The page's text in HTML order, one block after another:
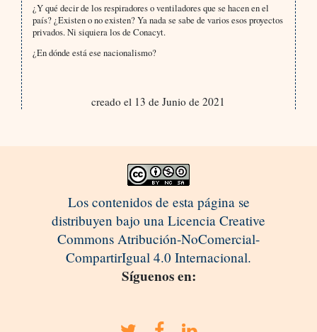
¿Y qué decir de los respiradores o ventiladores que se hacen en el
país? ¿Existen o no existen? Ya nada se sabe de varios esos proyectos
privados. Ni siquiera los de Conacyt.
¿En dónde está ese nacionalismo?
creado el 13 de Junio de 2021
Los contenidos de esta página se
distribuyen bajo una Licencia Creative
Commons Atribución-NoComercial-
CompartirIgual 4.0 Internacional.
Síguenos en: